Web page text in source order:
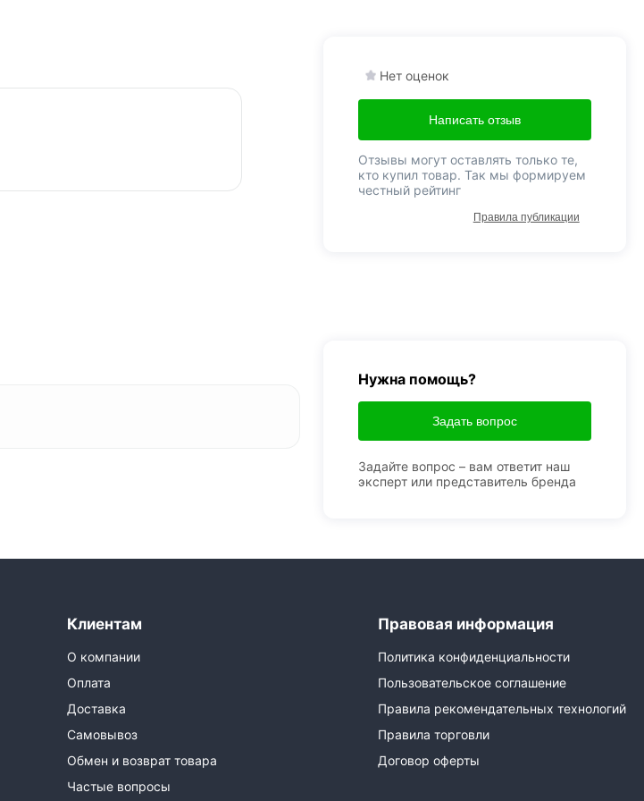
Нет оценок
Написать отзыв
Отзывы могут оставлять только те,
кто купил товар. Так мы формируем
честный рейтинг
Правила публикации
Нужна помощь?
Задать вопрос
Задайте вопрос – вам ответит наш
эксперт или представитель бренда
Клиентам
О компании
Оплата
Доставка
Самовывоз
Обмен и возврат товара
Частые вопросы
Правовая информация
Политика конфиденциальности
Пользовательское соглашение
Правила рекомендательных технологий
Правила торговли
Договор оферты